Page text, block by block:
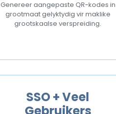
Genereer aangepaste QR-kodes in
grootmaat gelyktydig vir maklike
grootskaalse verspreiding.
SSO + Veel